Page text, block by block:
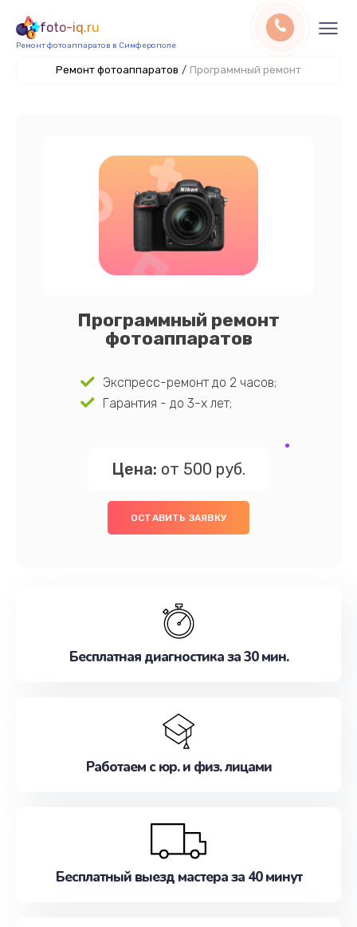
foto-iq.ru
Ремонт фотоаппаратов в Симферополе
Ремонт фотоаппаратов / Программный ремонт
Программный ремонт
фотоаппаратов
Экспресс-ремонт до 2 часов;
Гарантия - до 3-х лет;
Цена: от 500 руб.
ОСТАВИТЬ ЗАЯВКУ
Бесплатная диагностика за 30 мин.
Работаем с юр. и физ. лицами
Бесплатный выезд мастера за 40 минут